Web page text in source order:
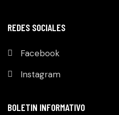
REDES SOCIALES
Facebook
Instagram
BOLETIN INFORMATIVO